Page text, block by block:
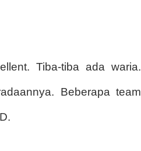
Tiba-tiba ada waria.
Beberapa team